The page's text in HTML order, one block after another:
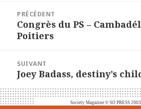
Navigation
l’article
PRÉCÉDENT
Article
précédent :
Congrès du PS –
Poitiers
SUIVANT
Article
suivant :
Joey Badass, destiny’s
Society Magazine © SO PRESS